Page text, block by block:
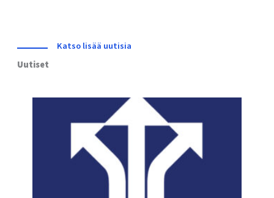
Katso lisää uutisia
Uutiset